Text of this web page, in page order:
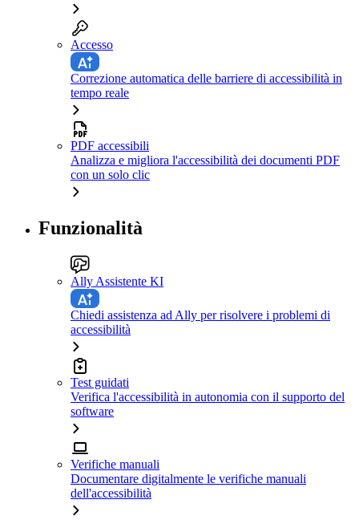
Accesso
Correzione automatica delle barriere di accessibilità in
tempo reale
PDF accessibili
Analizza e migliora l'accessibilità dei documenti PDF
con un solo clic
Funzionalità
Ally Assistente KI
Chiedi assistenza ad Ally per risolvere i problemi di
accessibilità
Test guidati
Verifica l'accessibilità in autonomia con il supporto del
software
Verifiche manuali
Documentare digitalmente le verifiche manuali
dell'accessibilità